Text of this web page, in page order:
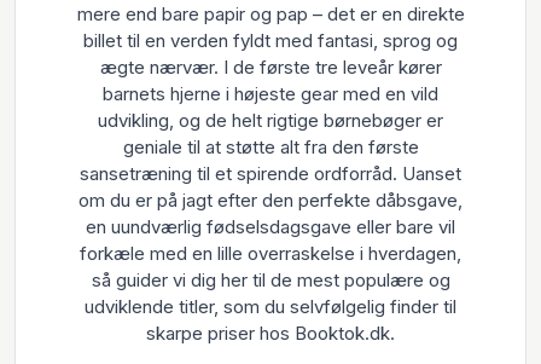
mere end bare papir og pap – det er en direkte
billet til en verden fyldt med fantasi, sprog og
ægte nærvær. I de første tre leveår kører
barnets hjerne i højeste gear med en vild
udvikling, og de helt rigtige børnebøger er
geniale til at støtte alt fra den første
sansetræning til et spirende ordforråd. Uanset
om du er på jagt efter den perfekte dåbsgave,
en uundværlig fødselsdagsgave eller bare vil
forkæle med en lille overraskelse i hverdagen,
så guider vi dig her til de mest populære og
udviklende titler, som du selvfølgelig finder til
skarpe priser hos Booktok.dk.